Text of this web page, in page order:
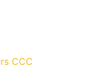
CCC